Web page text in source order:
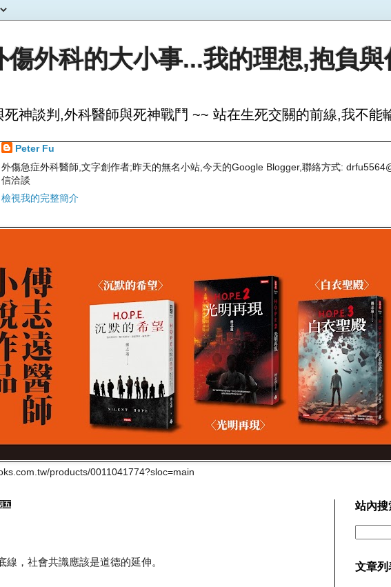
傷外科的大小事...我的理想,抱負與
死神談判,外科醫師與死神戰鬥 ~~ 站在生死交關的前線,我不能
Peter Fu
外傷急症外科醫師,文字創作者;昨天的無名小站,今天的Google Blogger,聯絡方式:
信洽談
檢視我的完整簡介
products/0011041774?sloc=main
五
線，社會共識應該是道德的延伸。
站內搜
文章列